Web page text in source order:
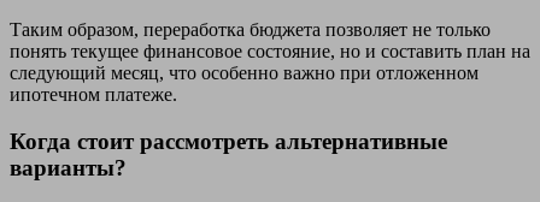
Таким образом, переработка бюджета позволяет не только
понять текущее финансовое состояние, но и составить план на
следующий месяц, что особенно важно при отложенном
ипотечном платеже.
Когда стоит рассмотреть альтернативные
варианты?